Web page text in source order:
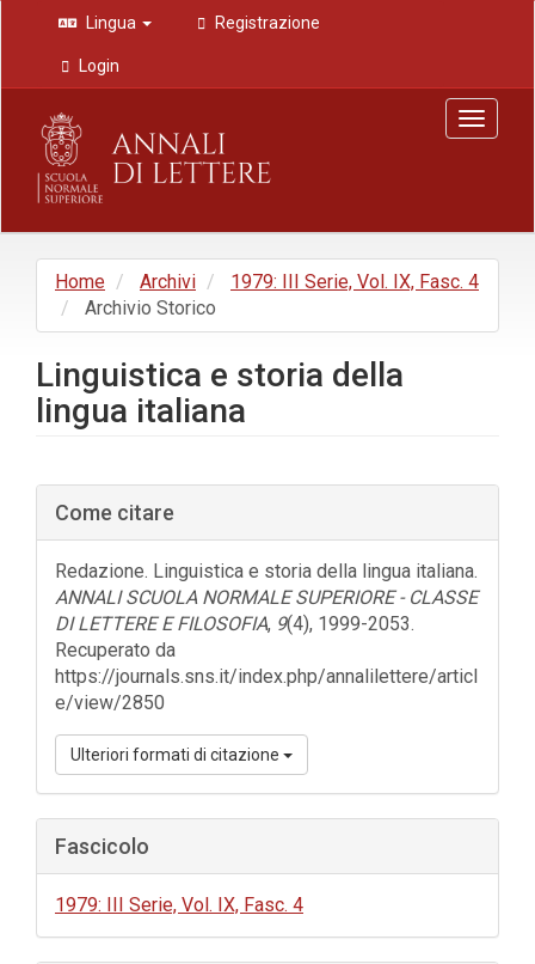
Navigazione
principale
Contenuto
principale
Barra
laterale
Lingua Registrazione
Login
Toggle
Home Archivi
1979: III Serie, Vol. IX, Fasc. 4
Archivio Storico
Linguistica e storia della
lingua italiana
Barra
laterale
dell'articolo
Come citare
Redazione. Linguistica e storia della lingua italiana.
ANNALI SCUOLA NORMALE SUPERIORE - CLASSE
DI LETTERE E FILOSOFIA, 9(4), 1999-2053.
Recuperato da
https://journals.sns.it/index.php/annalilettere/articl
e/view/2850
Ulteriori formati di citazione
Fascicolo
1979: III Serie, Vol. IX, Fasc. 4